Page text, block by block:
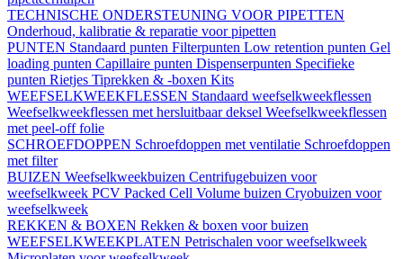
TECHNISCHE ONDERSTEUNING VOOR PIPETTEN
Onderhoud, kalibratie & reparatie voor pipetten
PUNTEN Standaard punten Filterpunten Low retention punten Gel
loading punten Capillaire punten Dispenserpunten Specifieke
punten Rietjes Tiprekken & -boxen Kits
WEEFSELKWEEKFLESSEN Standaard weefselkweekflessen
Weefselkweekflessen met hersluitbaar deksel Weefselkweekflessen
met peel-off folie
SCHROEFDOPPEN Schroefdoppen met ventilatie Schroefdoppen
met filter
BUIZEN Weefselkweekbuizen Centrifugebuizen voor
weefselkweek PCV Packed Cell Volume buizen Cryobuizen voor
weefselkweek
REKKEN & BOXEN Rekken & boxen voor buizen
WEEFSELKWEEKPLATEN Petrischalen voor weefselkweek